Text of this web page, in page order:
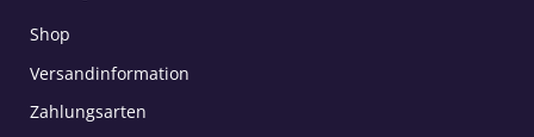
Shop
Versandinformation
Zahlungsarten